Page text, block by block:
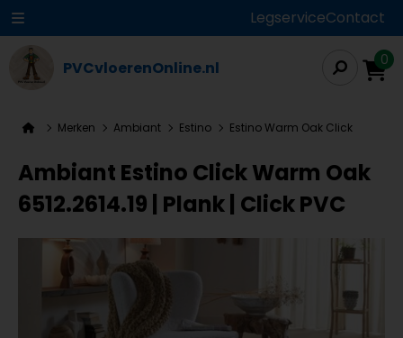
LegserviceContact
PVCvloerenOnline.nl 0
Merken Ambiant Estino Estino Warm Oak Click
Ambiant Estino Click Warm Oak
6512.2614.19 | Plank | Click PVC